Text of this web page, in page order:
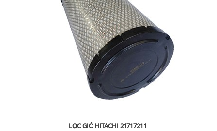
LỌC GIÓ HITACHI 21717211